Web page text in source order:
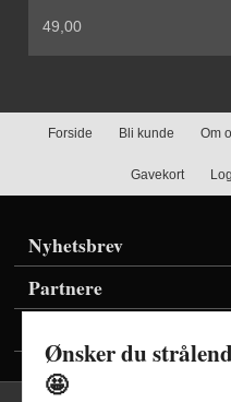
49,00
Forside Bli kunde Om
Gavekort
Nyhetsbrev
Partnere
Ønsker du
🤩